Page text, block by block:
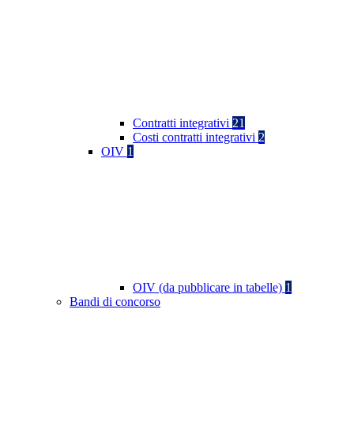
Contratti integrativi 21
Costi contratti integrativi 2
OIV 1
OIV (da pubblicare in tabelle) 1
Bandi di concorso